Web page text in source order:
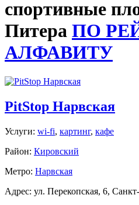
спортивные
Питера ПО
АЛФАВИТУ
PitStop Нарвская
Услуги: wi-fi, картинг, кафе
Район: Кировский
Метро: Нарвская
Адрес: ул. Перекопская, 6,